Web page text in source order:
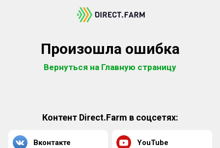
Произошла ошибка
Вернуться на Главную страницу
Контент Direct.Farm в соцсетях:
Вконтакте YouTube